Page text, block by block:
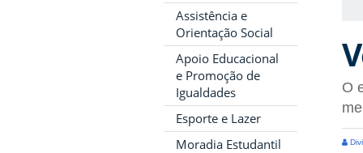
Assistência e
Orientação Social
Apoio Educacional
e Promoção de
Igualdades
Esporte e Lazer
Moradia Estudantil
O